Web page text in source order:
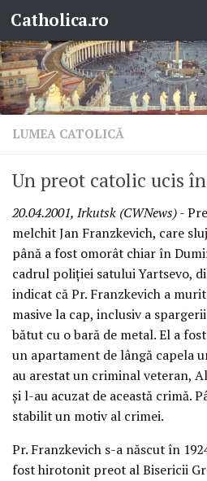
Skip to content
Catholica.ro
LUMEA CATOLICĂ
Un preot catolic ucis
20.04.2001, Irkutsk (CWNews)-
melchit Jan Franzkevich, care
până a fost omorât chiar în
cadrul poliţiei satului Yartsevo,
indicat că Pr. Franzkevich a
masive la cap, inclusiv a
bătut cu o bară de metal. El a
un apartament de lângă capela
au arestat un criminal veteran,
şi l-au acuzat de această crimă.
stabilit un motiv al crimei.
Pr. Franzkevich s-a născut în
fost hirotonit preot al Bisericii